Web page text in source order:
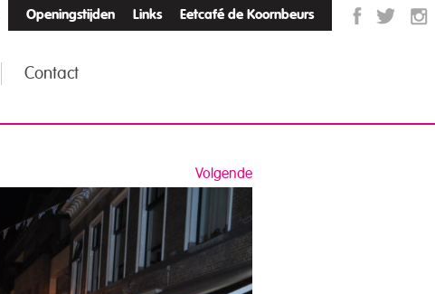
Openingstijden Links Eetcafé de Koornbeurs
Contact
Volgende